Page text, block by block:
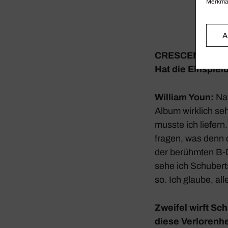
CRESCENDO:
Hat die
William Youn:
Album wirk­lich
musste ich
fragen, was denn
der berühmten
sehe ich
so. Ich glaube,
Zweifel wirft
diese